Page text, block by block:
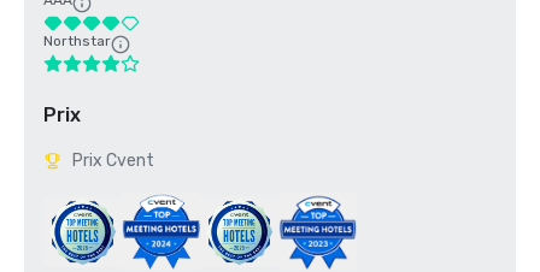
Northstar
Prix
Prix Cvent